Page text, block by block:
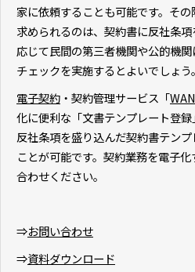
家に依頼することも可能です。そ
求められるのは、契約書に反社条
応じて民間の第三者機関や公的機
チェックを実施するとよいでしょう。
電子契約 ・契約管理サービス「
化に便利な「文書テンプレート登録
反社条項を盛り込んだ契約書テン
ことが可能です。契約業務を電子
合わせください。
⇒お問い合わせ
⇒資料ダウンロード